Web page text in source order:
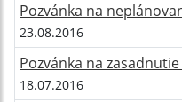
Pozvánka na
23.08.2016
Pozvánka na
18.07.2016